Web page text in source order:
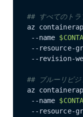
## すべてのトラ
az
--name
--resource-
--revision-
## ブルーリビジ
az
--name
--resource-